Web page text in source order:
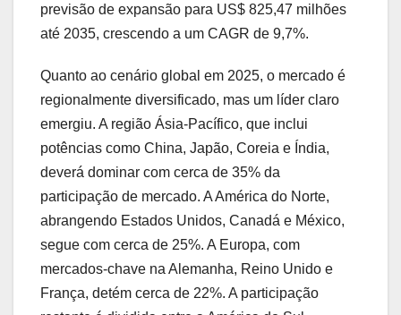
previsão de expansão para US$ 825,47 milhões
até 2035, crescendo a um CAGR de 9,7%.
Quanto ao cenário global em 2025, o mercado é
regionalmente diversificado, mas um líder claro
emergiu. A região Ásia-Pacífico, que inclui
potências como China, Japão, Coreia e Índia,
deverá dominar com cerca de 35% da
participação de mercado. A América do Norte,
abrangendo Estados Unidos, Canadá e México,
segue com cerca de 25%. A Europa, com
mercados-chave na Alemanha, Reino Unido e
França, detém cerca de 22%. A participação